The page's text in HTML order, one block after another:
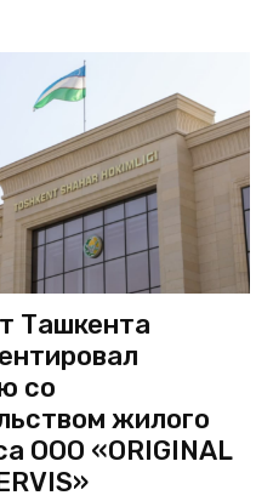
Ташкента
со
жилого
ООО «ORIGINAL